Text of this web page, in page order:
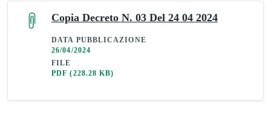
Copia Decreto N. 03 Del 24 04 2024
DATA PUBBLICAZIONE
26/04/2024
FILE
PDF(228.28 KB)